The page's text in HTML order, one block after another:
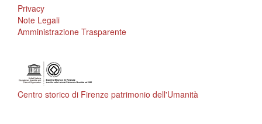
Privacy
Note Legali
Amministrazione Trasparente
Centro storico di Firenze patrimonio dell'Umanità